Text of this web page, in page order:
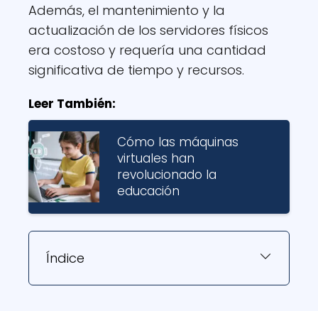
Además, el mantenimiento y la
actualización de los servidores físicos
era costoso y requería una cantidad
significativa de tiempo y recursos.
Leer También:
Cómo las máquinas
virtuales han
revolucionado la
educación
Índice